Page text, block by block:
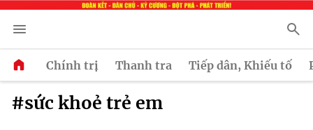
Chính trị Thanh tra Tiếp dân, Khiếu tố
#sức khoẻ trẻ em